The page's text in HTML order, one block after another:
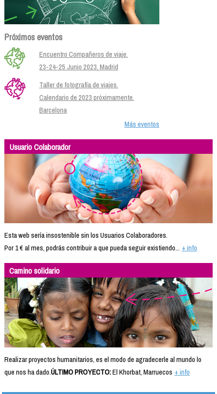
Próximos eventos
Encuentro Compañeros de viaje.
23-24-25 Junio 2023. Madrid
Taller de fotografía de viajes.
Calendario de 2023 próximamente.
Barcelona
Más eventos
Usuario Colaborador
Esta web sería insostenible sin los Usuarios Colaboradores.
Por 1 € al mes, podrás contribuir a que pueda seguir existiendo... + info
Camino solidario
Realizar proyectos humanitarios, es el modo de agradecerle al mundo lo
que nos ha dado.ÚLTIMO PROYECTO:El Khorbat, Marruecos + info